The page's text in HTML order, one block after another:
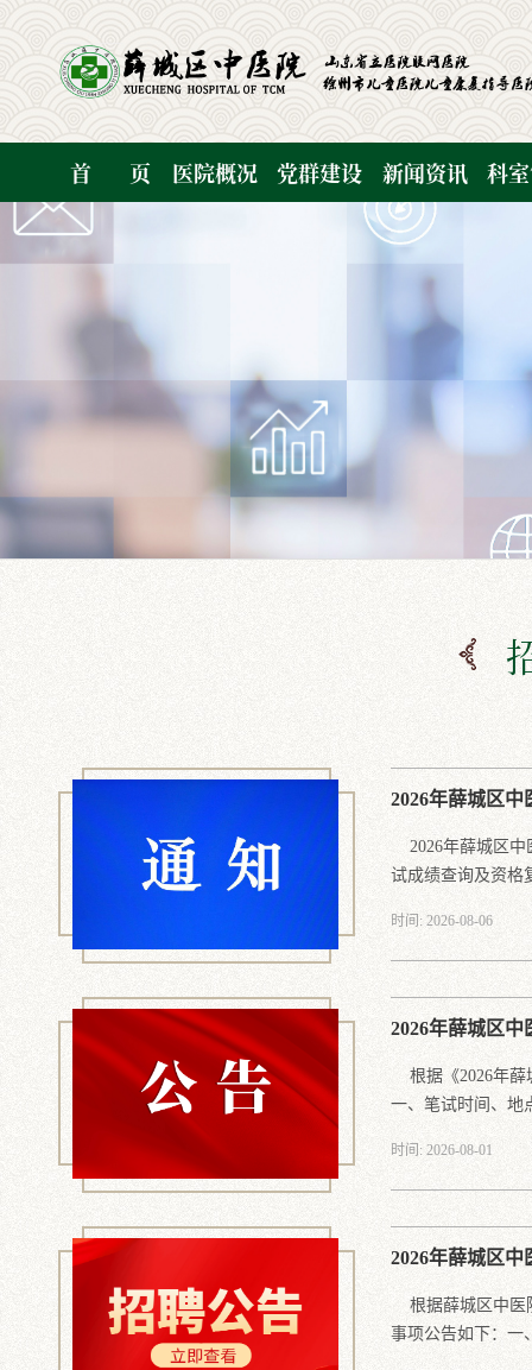
首 页 医院概况 党群建设 新闻资讯 科
2026年薛城区中
试成绩查询及资格
时间: 2026-08-06
2026年薛城区
根据《2026年薛
一、笔试时间、地
时间: 2026-08-01
2026年薛城区
根据薛城区中医
事项公告如下：一